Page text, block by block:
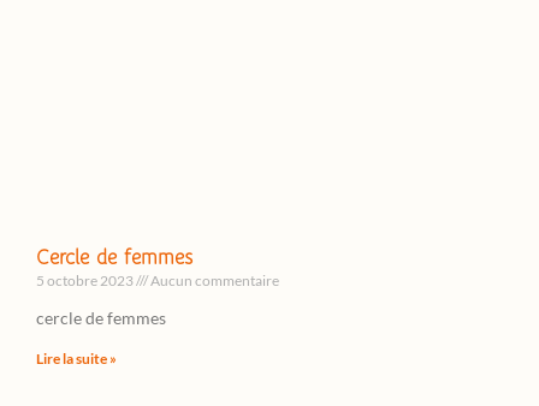
Cercle de femmes
5 octobre 2023 Aucun commentaire
cercle de femmes
Lire la suite »